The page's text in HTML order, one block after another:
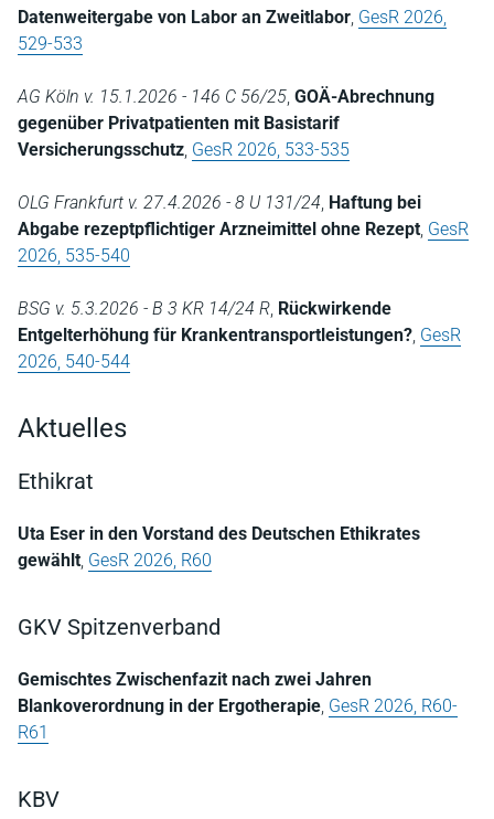
Datenweitergabe von Labor an Zweitlabor GesR 2026,
529-533
AG Köln v. 15.1.2026 - 146 C 56/25 GOÄ-Abrechnung
gegenüber Privatpatienten mit Basistarif
Versicherungsschutz GesR 2026, 533-535
OLG Frankfurt v. 27.4.2026 - 8 U 131/24 Haftung bei
Abgabe rezeptpflichtiger Arzneimittel ohne Rezept GesR
2026, 535-540
BSG v. 5.3.2026 - B 3 KR 14/24 R Rückwirkende
Entgelterhöhung für Krankentransportleistungen? GesR
2026, 540-544
Aktuelles
Ethikrat
Uta Eser in den Vorstand des Deutschen Ethikrates
gewählt GesR 2026, R60
GKV Spitzenverband
Gemischtes Zwischenfazit nach zwei Jahren
Blankoverordnung in der Ergotherapie GesR 2026, R60-
R61
KBV